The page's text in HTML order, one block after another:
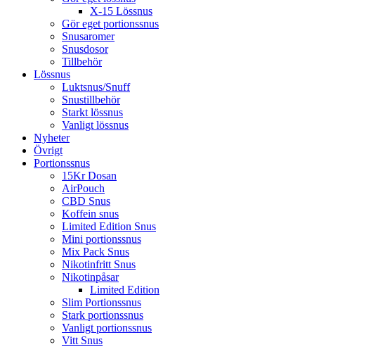
X-15 Lössnus
Gör eget portionssnus
Snusaromer
Snusdosor
Tillbehör
Lössnus
Luktsnus/Snuff
Snustillbehör
Starkt lössnus
Vanligt lössnus
Nyheter
Övrigt
Portionssnus
15Kr Dosan
AirPouch
CBD Snus
Koffein snus
Limited Edition Snus
Mini portionssnus
Mix Pack Snus
Nikotinfritt Snus
Nikotinpåsar
Limited Edition
Slim Portionssnus
Stark portionssnus
Vanligt portionssnus
Vitt Snus